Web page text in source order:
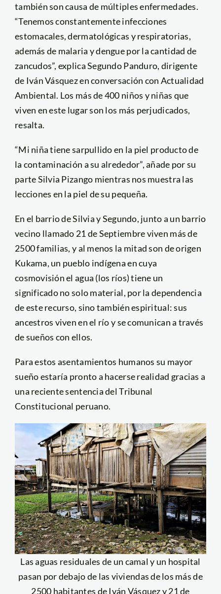
también son causa de múltiples enfermedades.
“Tenemos constantemente infecciones
estomacales, dermatológicas y respiratorias,
además de malaria y dengue por la cantidad de
zancudos”, explica Segundo Panduro, dirigente
de Iván Vásquez en conversación con Actualidad
Ambiental. Los más de 400 niños y niñas que
viven en este lugar son los más perjudicados,
resalta.
“Mi niña tiene sarpullido en la piel producto de
la contaminación a su alrededor”, añade por su
parte Silvia Pizango mientras nos muestra las
lecciones en la piel de su pequeña.
En el barrio de Silvia y Segundo, junto a un barrio
vecino llamado 21 de Septiembre viven más de
2500 familias, y al menos la mitad son de origen
Kukama, un pueblo indígena en cuya
cosmovisión el agua (los ríos) tiene un
significado no solo material, por la dependencia
de este recurso, sino también espiritual: sus
ancestros viven en el río y se comunican a través
de sueños con ellos.
Para estos asentamientos humanos su mayor
sueño estaría pronto a hacerse realidad gracias a
una reciente sentencia del Tribunal
Constitucional peruano.
Las aguas residuales de un camal y un hospital
pasan por debajo de las viviendas de los más de
2500 habitantes de Iván Vásquez y 21 de